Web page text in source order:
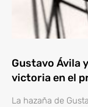
Gustavo Ávila
victoria en el
La hazaña de